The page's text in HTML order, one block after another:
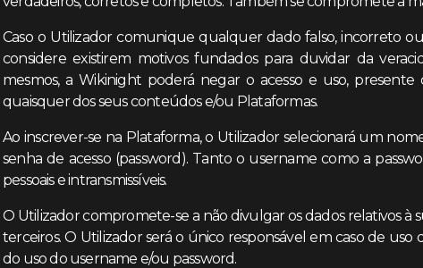
Caso o Utilizador comunique qualquer dado falso, incorreto
considere existirem motivos fundados para duvidar da
mesmos, a Wikinight poderá negar o acesso e uso,
quaisquer dos seus conteúdos e/ou Plataformas.
Ao inscrever-se na Plataforma, o Utilizador selecionará um
senha de acesso (password). Tanto o username como a
pessoais e intransmissíveis.
O Utilizador compromete-se a não divulgar os dados relativos à
terceiros. O Utilizador será o único responsável em caso de uso
do uso do username e/ou password.